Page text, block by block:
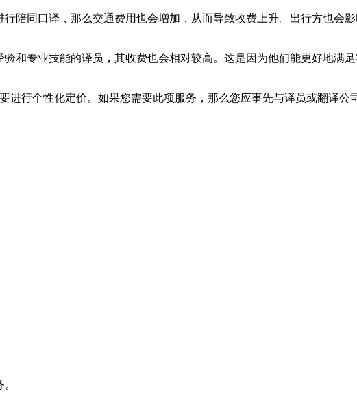
同口译，那么交通费用也会增加，从而导致收费上升。出行方也会
专业技能的译员，其收费也会相对较高。这是因为他们能更好地满
行个性化定价。如果您需要此项服务，那么您应事先与译员或翻译公